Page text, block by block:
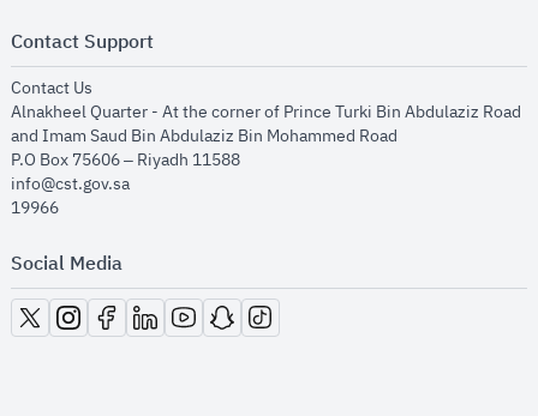
Contact Support
Contact Us
Alnakheel Quarter - At the corner of Prince Turki Bin Abdulaziz Road
and Imam Saud Bin Abdulaziz Bin Mohammed Road​
P.O Box 75606 – Riyadh 11588
info@cst.gov.sa
19966
Social Media
opens in new window
opens in new window
opens in new window
opens in new window
opens in new window
opens in new window
opens in new window